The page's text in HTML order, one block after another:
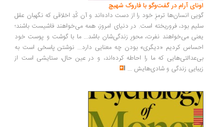
آرام در گفت‌وگو با فاروک شهیچ‭
انسان‌ها ترمزِ خود را از دست داده‌اند و آن کُدِ اخلاقی که نگهبان عقل
بود، فروریخته است. در دنیای امروز، همه می‌خواهند فاشیست باشند؛
می‌خواهند نفرت، محورِ زندگی‌شان باشد... ما با گوشت و پوست خود
کردیم «دیگری» بودن چه معنایی دارد... نوشتن پاسخی است به
که ما را احاطه کرده‌اند، و در عین حال، ستایشی است از
زندگی و شادی‌هایش...